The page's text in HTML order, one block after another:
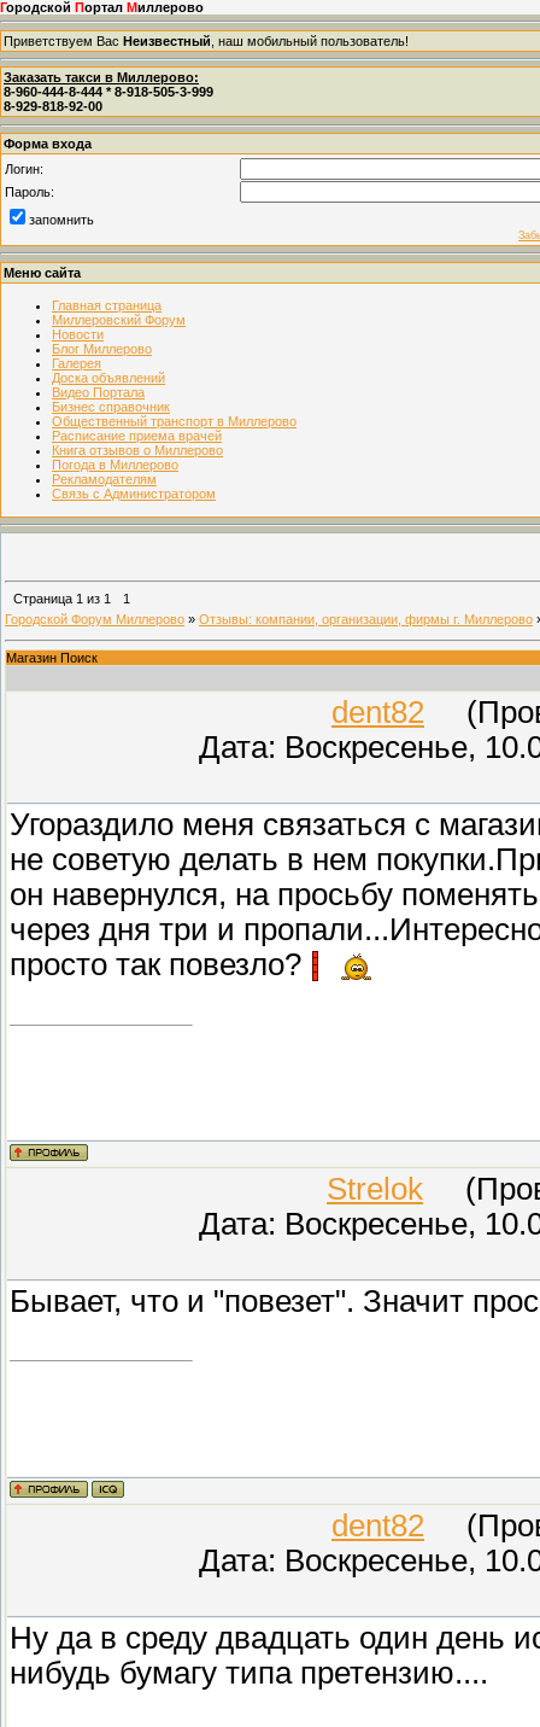
Городской Портал Миллерово
Приветствуем Вас Неизвестный , наш мобильный пользователь!
Заказать такси в Миллерово:
8-960-444-8-444 * 8-918-505-3-999
8-929-818-92-00
Форма входа
Логин:
Пароль:
запомнить
Меню сайта
Главная страница
Миллеровский Форум
Новости
Блог Миллерово
Галерея
Доска объявлений
Видео Портала
Бизнес справочник
Общественный транспорт в Миллерово
Расписание приема врачей
Книга отзывов о Миллерово
Погода в Миллерово
Рекламодателям
Связь с Администратором
Страница 1 из 1
1
Городской Форум Миллерово » Отзывы: компании, организации, фирмы г. Миллерово
Магазин Поиск
dent82
Дата: Воскресенье,
Угораздило меня связаться с
не советую делать в нем
он навернулся, на просьбу
через дня три и
просто так повезло?
Strelok
Дата: Воскресенье,
Бывает, что и "повезет". Значит
dent82
Дата: Воскресенье,
Ну да в среду двадцать один день
нибудь бумагу типа претензию....